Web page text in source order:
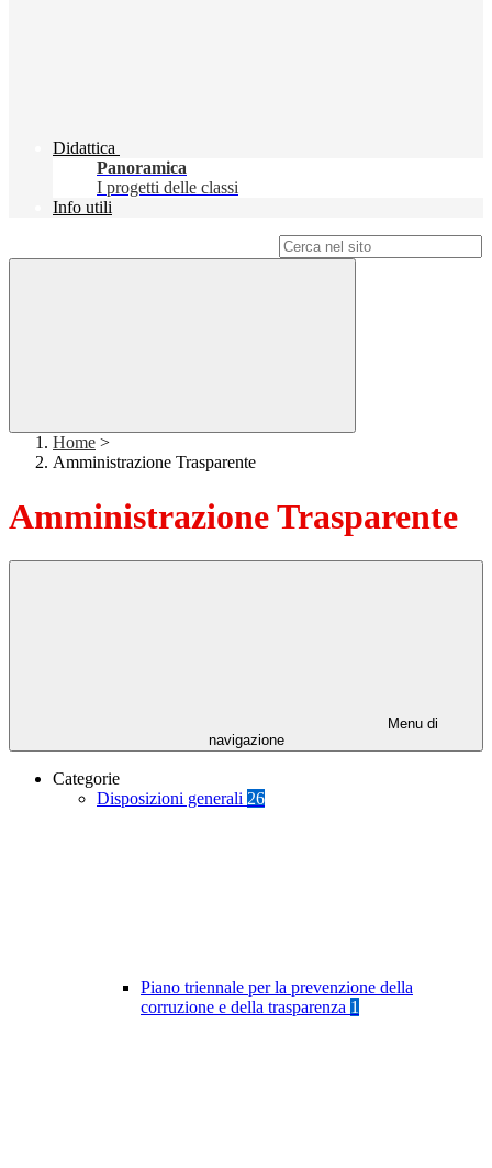
Didattica
Panoramica
I progetti delle classi
Info utili
Home >
Amministrazione Trasparente
Amministrazione Trasparente
Menu di
navigazione
Categorie
Disposizioni generali 26
Piano triennale per la prevenzione della
corruzione e della trasparenza 1